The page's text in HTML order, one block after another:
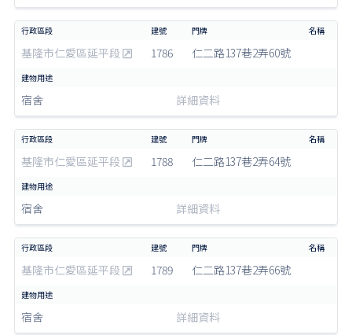
基隆市仁愛區延平段 1786 仁二路137巷2弄60號
宿舍 詳細資料
基隆市仁愛區延平段 1788 仁二路137巷2弄64號
宿舍 詳細資料
基隆市仁愛區延平段 1789 仁二路137巷2弄66號
宿舍 詳細資料